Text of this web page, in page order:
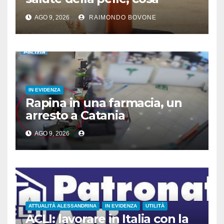
dicono le evidenze
scientifiche
AGO 9, 2026 RAIMONDO BOVONE
IN EVIDENZA
Rapina in una farmacia, un
arresto a Catania
AGO 9, 2026
ATTUALITÀ ALESSANDRINA IN EVIDENZA UTILITÀ
ACLI: lavorare in Italia con la